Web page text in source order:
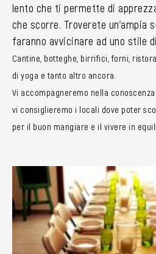
lento che ti permette di
che scorre. Troverete
faranno avvicinare ad uno stile
Cantine, botteghe, birrifici, forni,
di yoga e tanto altro ancora.
Vi accompagneremo nella
vi consiglieremo i locali dove poter
per il buon mangiare e il vivere in